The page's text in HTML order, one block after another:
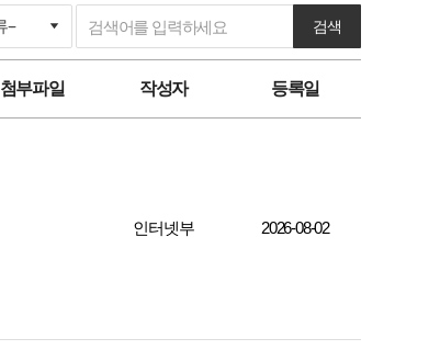
검색
첨부파일 작성자 등록일
인터넷부 2026-08-02